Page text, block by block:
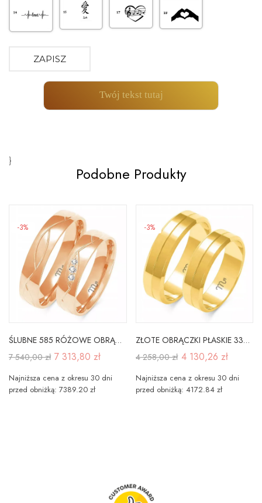
ZAPISZ
Twój tekst tutaj
}
Podobne Produkty
-3%
ŚLUBNE 585 RÓŻOWE OBRĄCZKI SOCZEWKA 5mm BRYLANTY
7 540,00 zł 7 313,80 zł
Najniższa cena z okresu 30 dni
przed obniżką: 7389.20 zł
-3%
ZŁOTE OBRĄCZKI PŁASKIE 333 5,5 mm A-213
4 258,00 zł 4 130,26 zł
Najniższa cena z okresu 30 dni
przed obniżką: 4172.84 zł